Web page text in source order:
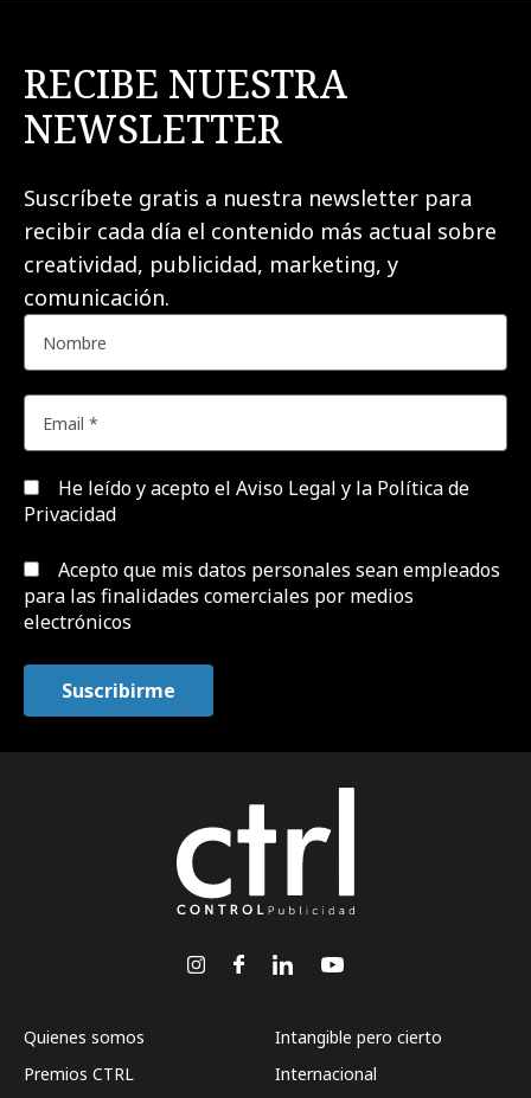
RECIBE NUESTRA
NEWSLETTER
Suscríbete gratis a nuestra newsletter para
recibir cada día el contenido más actual sobre
creatividad, publicidad, marketing, y
comunicación.
He leído y acepto el Aviso Legal y la Política de
Privacidad
Acepto que mis datos personales sean empleados
para las finalidades comerciales por medios
electrónicos
Quienes somos
Premios CTRL
Intangible pero cierto
Internacional